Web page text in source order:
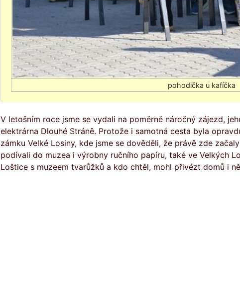
V letošním roce jsme se vydali na poměrně náročný zájezd,
elektrárna Dlouhé Stráně. Protože i samotná cesta byla
zámku Velké Losiny, kde jsme se dověděli, že právě zde
podívali do muzea i výrobny ručního papíru, také ve Velkých
Loštice s muzeem tvarůžků a kdo chtěl, mohl přivézt domů i